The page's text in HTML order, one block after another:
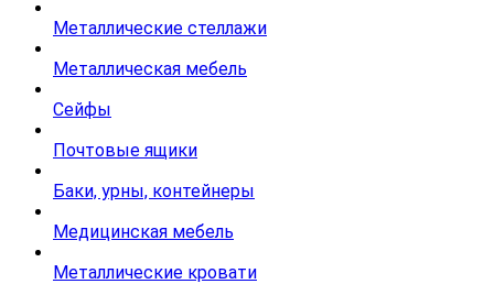
Металлические стеллажи
Металлическая мебель
Сейфы
Почтовые ящики
Баки, урны, контейнеры
Медицинская мебель
Металлические кровати